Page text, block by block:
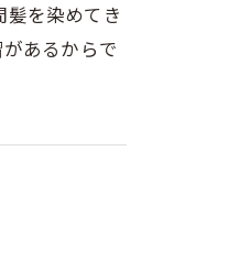
を染めてき
あるからで